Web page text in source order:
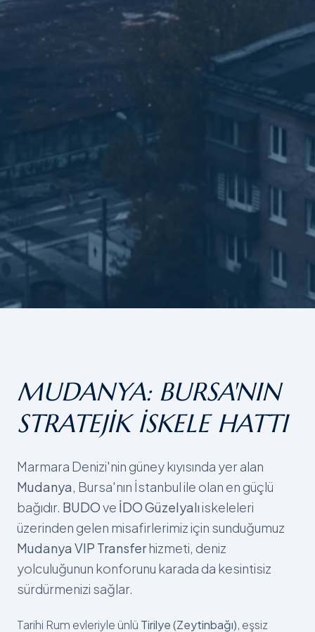
MUDANYA: BURSA'NIN
STRATEJIK İSKELE HATTI
Marmara Denizi'nin güney kıyısında yer alan
Mudanya , Bursa'nın İstanbul ile olan en güçlü
bağıdır. BUDOve İDO Güzelyalıiskeleleri
üzerinden gelen misafirlerimiz için sunduğumuz
Mudanya VIP Transferhizmeti, deniz
yolculuğunun konforunu karada da kesintisiz
sürdürmenizi sağlar.
Tarihi Rum evleriyle ünlü Tirilye (Zeytinbağı), eşsiz